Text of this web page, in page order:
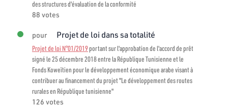
des structures d'évaluation de la conformité
88 votes
pour Projet de loi dans sa totalité
Projet de loi N°01/2019portant sur l'approbation de l'accord de prêt
signé le 25 décembre 2018 entre la République Tunisienne et le
Fonds Koweïtien pour le développement économique arabe visant à
contribuer au financement du projet "Le développement des routes
rurales en République tunisienne"
126 votes